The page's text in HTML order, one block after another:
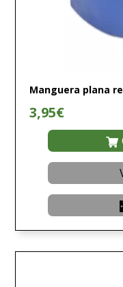
Manguera plana
3,95€